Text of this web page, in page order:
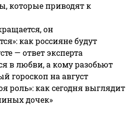
которые приводят к
он
как россияне будут
— ответ эксперта
в любви, а кому разобьют
гороскоп на август
роль»: как сегодня выглядит
дочек»